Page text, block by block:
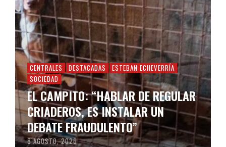
CENTRALES DESTACADAS
ESTEBAN ECHEVERRÍA
SOCIEDAD
EL CAMPITO: “HABLAR DE REGULAR
CRIADEROS, ES INSTALAR UN
DEBATE FRAUDULENTO”
8 AGOSTO, 2026